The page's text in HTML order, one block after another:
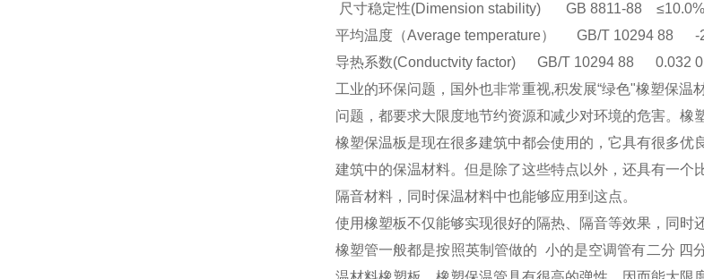
尺寸稳定性(Dimension stability) GB 8811-88 ≤10.0%
平均温度（Average temperature） GB/T 10294 88 -
导热系数(Conductvity factor) GB/T 10294 88 0.032
工业的环保问题，国外也非常重视,积发展“绿色"橡塑保
问题，都要求大限度地节约资源和减少对环境的危害。橡
橡塑保温板是现在很多建筑中都会使用的，它具有很多
建筑中的保温材料。但是除了这些特点以外，还具有一
隔音材料，同时保温材料中也能够应用到这点。
使用橡塑板不仅能够实现很好的隔热、隔音等效果，同时
橡塑管一般都是按照英制管做的 小的是空调管有二分 四